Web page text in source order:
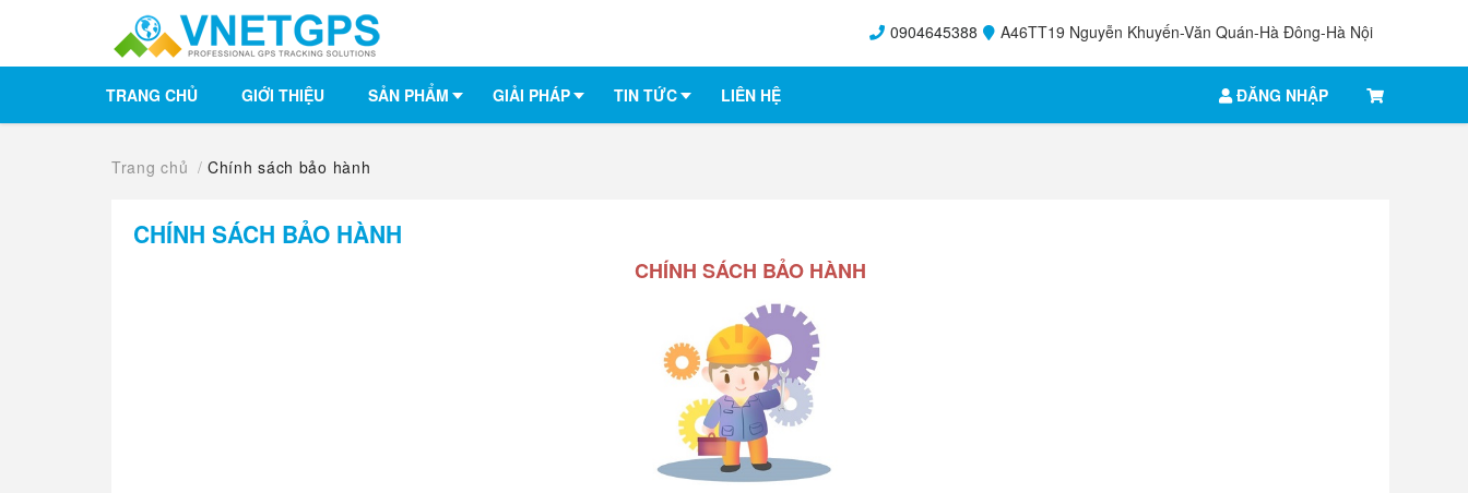
0904645388 A46TT19 Nguyễn Khuyến-Văn Quán-Hà Đông-Hà Nội
TRANG CHỦ GIỚI THIỆU SẢN PHẨM GIẢI PHÁP TIN TỨC LIÊN HỆ ĐĂNG NHẬP
Trang chủ / Chính sách bảo hành
CHÍNH SÁCH BẢO HÀNH
CHÍNH SÁCH BẢO HÀNH